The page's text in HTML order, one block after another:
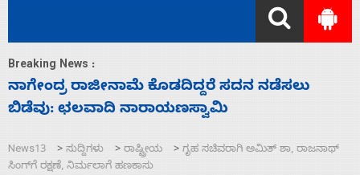
Breaking News :
ಸಚಿವ ಸಂಪುಟ ವಿಸ್ತರಣೆ ಮಾಡಿದ್ದು ಹಣಬಲ ಮತ್ತು
ಹೈಕಮಾಂಡ್ ರಾಜಕಾರಣಕ್ಕೆ: ವಿಜಯೇಂದ್ರ
News13 > ಸುದ್ದಿಗಳು > ರಾಷ್ಟ್ರೀಯ > ಗೃಹ ಸಚಿವರಾಗಿ ಅಮಿತ್ ಶಾ, ರಾಜನಾಥ್
ಸಿಂಗ್­ಗೆ ರಕ್ಷಣೆ, ನಿರ್ಮಲಾಗೆ ಹಣಕಾಸು